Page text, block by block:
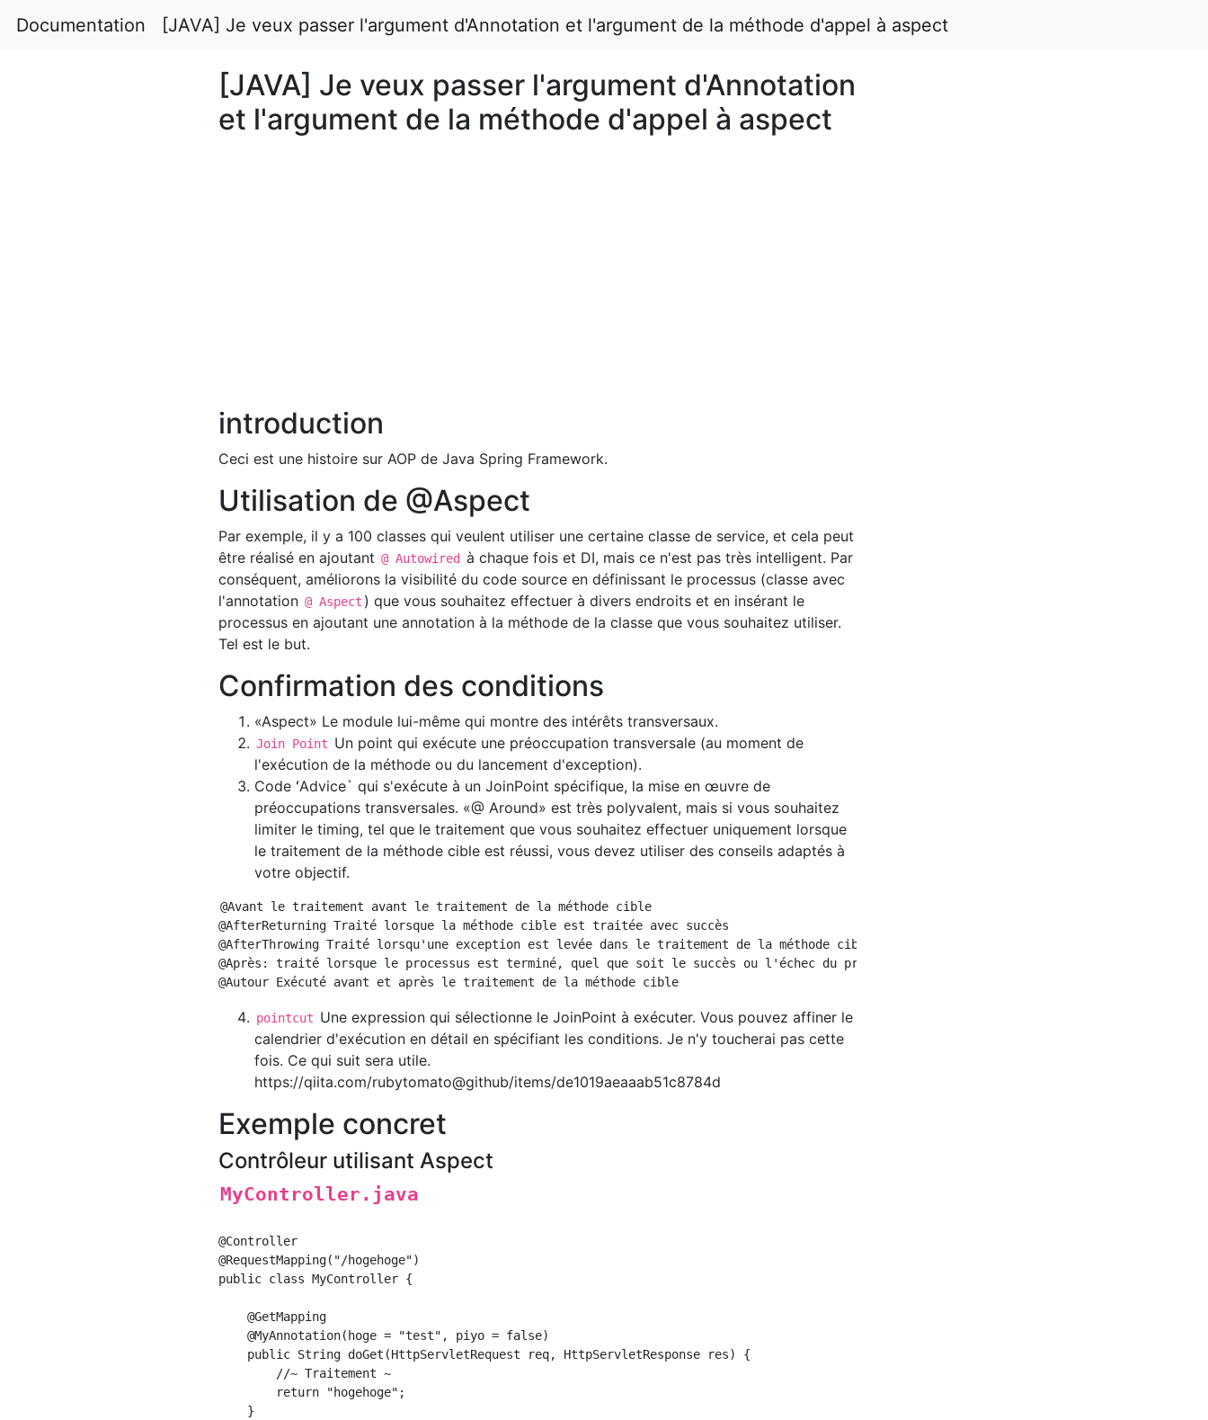
Documentation [JAVA] Je veux passer l'argument d'Annotation et l'argument de la méthode d'appel à aspect
[JAVA] Je veux passer l'argument d'Annotation
et l'argument de la méthode d'appel à aspect
introduction
Ceci est une histoire sur AOP de Java Spring Framework.
Utilisation de @Aspect
Par exemple, il y a 100 classes qui veulent utiliser une certaine classe de service, et cela peut
être réalisé en ajoutant @ Autowired à chaque fois et DI, mais ce n'est pas très intelligent. Par
conséquent, améliorons la visibilité du code source en définissant le processus (classe avec
l'annotation @ Aspect ) que vous souhaitez effectuer à divers endroits et en insérant le
processus en ajoutant une annotation à la méthode de la classe que vous souhaitez utiliser.
Tel est le but.
Confirmation des conditions
«Aspect» Le module lui-même qui montre des intérêts transversaux.
Join Point Un point qui exécute une préoccupation transversale (au moment de
l'exécution de la méthode ou du lancement d'exception).
Code ʻAdvice` qui s'exécute à un JoinPoint spécifique, la mise en œuvre de
préoccupations transversales. «@ Around» est très polyvalent, mais si vous souhaitez
limiter le timing, tel que le traitement que vous souhaitez effectuer uniquement lorsque
le traitement de la méthode cible est réussi, vous devez utiliser des conseils adaptés à
votre objectif.
@Avant le traitement avant le traitement de la méthode cible
@AfterReturning Traité lorsque la méthode cible est traitée avec succès
@AfterThrowing Traité lorsqu'une exception est levée dans le traitement de la méthode cible
@Après: traité lorsque le processus est terminé, quel que soit le succès ou l'échec du processus de la méthode cible
pointcut Une expression qui sélectionne le JoinPoint à exécuter. Vous pouvez affiner le
calendrier d'exécution en détail en spécifiant les conditions. Je n'y toucherai pas cette
fois. Ce qui suit sera utile.
https://qiita.com/rubytomato@github/items/de1019aeaaab51c8784d
Exemple concret
Contrôleur utilisant Aspect
MyController.java
@Controller
@RequestMapping("/hogehoge")
public class MyController {
    @GetMapping
    @MyAnnotation(hoge = "test", piyo = false)
    public String doGet(HttpServletRequest req, HttpServletResponse res) {
        //~ Traitement ~
        return "hogehoge";
    }